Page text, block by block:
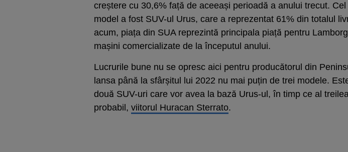
creștere cu 30,6% față de aceeași perioadă a anului trecut.
model a fost SUV-ul Urus, care a reprezentat 61% din totalul
acum, piața din SUA reprezintă principala piață pentru
mașini comercializate de la începutul anului.
Lucrurile bune nu se opresc aici pentru producătorul din
lansa până la sfârșitul lui 2022 nu mai puțin de trei modele.
două SUV-uri care vor avea la bază Urus-ul, în timp ce al
probabil, viitorul Huracan Sterrato.